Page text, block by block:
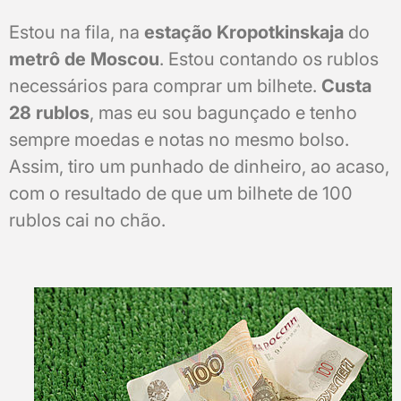
Estou na fila, na estação Kropotkinskaja do
metrô de Moscou. Estou contando os rublos
necessários para comprar um bilhete. Custa
28 rublos, mas eu sou bagunçado e tenho
sempre moedas e notas no mesmo bolso.
Assim, tiro um punhado de dinheiro, ao acaso,
com o resultado de que um bilhete de 100
rublos cai no chão.